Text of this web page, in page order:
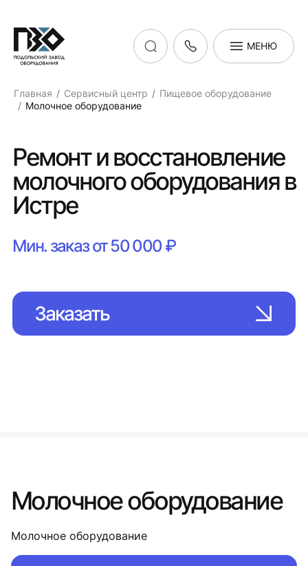
МЕНЮ
Главная Сервисный центр
Пищевое оборудование
Молочное оборудование
Ремонт и восстановление
молочного оборудования в
Истре
Мин. заказ от 50 000 ₽
Заказать
Молочное оборудование
Молочное оборудование